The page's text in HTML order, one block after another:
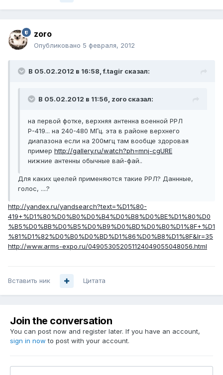
zoro
Опубликовано 5 февраля, 2012
В 05.02.2012 в 16:58, f.tagir сказал:
В 05.02.2012 в 11:56, zoro сказал:
на первой фотке, верхняя антенна военной РРЛ
Р-419... на 240-480 МГц. эта в районе верхнего
диапазона если на 200мгц там вообще здоровая
пример http://gallery.ru/watch?ph=mnj-cgURE
нижние антенны обычные вай-фай..
Для каких цеелей применяются такие РРЛ? Даннные,
голос, ....?
http://yandex.ru/yandsearch?text=%D1%80-
419+%D1%80%D0%B0%D0%B4%D0%B8%D0%BE%D1%80%D0
%B5%D0%BB%D0%B5%D0%B9%D0%BD%D0%B0%D1%8F+%D1
%81%D1%82%D0%B0%D0%BD%D1%86%D0%B8%D1%8F&lr=35
http://www.arms-expo.ru/049053052051124049055048056.html
Вставить ник Цитата
Join the conversation
You can post now and register later. If you have an account,
sign in now to post with your account.